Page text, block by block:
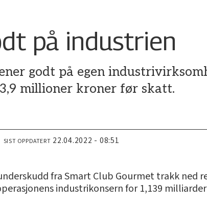
på industrien
godt på egen
millioner kroner før skatt.
SIST OPPDATERT 22.04.2022 - 08:51
fra Smart Club Gourmet trakk ned
industrikonsern for 1,139